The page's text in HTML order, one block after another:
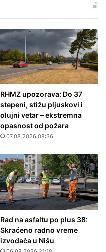
RHMZ upozorava: Do 37
stepeni, stižu pljuskovi i
olujni vetar – ekstremna
opasnost od požara
07.08.2026 08:36
Rad na asfaltu po plus 38:
Skraćeno radno vreme
izvođača u Nišu